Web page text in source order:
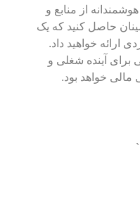
از منابع و
حاصل کنید که یک
ارائه خواهید داد.
برای آینده شغلی و
مالی خواهد بود.